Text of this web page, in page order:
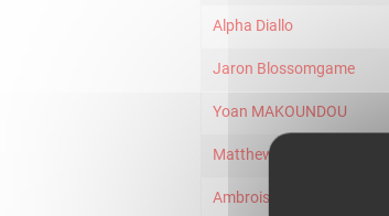
Alpha Diallo
Jaron Blossomgame
Yoan MAKOUNDOU
Matthew STRAZEL
Ambroise Couture